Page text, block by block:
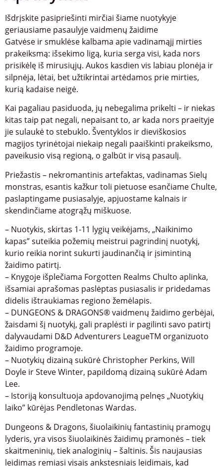
Išdrįskite pasipriešinti mirčiai šiame nuotykyje
geriausiame pasaulyje vaidmenų žaidime
Gatvėse ir smuklėse kalbama apie vadinamąjį mirties
prakeiksmą: išsekimo ligą, kuria serga visi, kada nors
prisikėlę iš mirusiųjų. Aukos kasdien vis labiau plonėja ir
silpnėja, lėtai, bet užtikrintai artėdamos prie mirties,
kurią kadaise neigė.
Kai pagaliau pasiduoda, jų nebegalima prikelti – ir niekas
kitas taip pat negali, nepaisant to, ar kada nors praeityje
jie sulaukė to stebuklo. Šventyklos ir dieviškosios
magijos tyrinėtojai niekaip negali paaiškinti prakeiksmo,
paveikusio visą regioną, o galbūt ir visą pasaulį.
Priežastis – nekromantinis artefaktas, vadinamas Sielų
monstras, esantis kažkur toli pietuose esančiame Chulte,
paslaptingame pusiasalyje, apjuostame kalnais ir
skendinčiame atogrąžų miškuose.
– Nuotykis, skirtas 1-11 lygių veikėjams, „Naikinimo
kapas” suteikia požemių meistrui pagrindinį nuotykį,
kurio reikia norint sukurti jaudinančią ir įsimintiną
žaidimo patirtį.
– Knygoje išplečiama Forgotten Realms Chulto aplinka,
išsamiai aprašomas paslėptas pusiasalis ir pridedamas
didelis ištraukiamas regiono žemėlapis.
– DUNGEONS & DRAGONS® vaidmenų žaidimo gerbėjai,
žaisdami šį nuotykį, gali praplėsti ir pagilinti savo patirtį
dalyvaudami D&D Adventurers LeagueTM organizuoto
žaidimo programoje.
– Nuotykių dizainą sukūrė Christopher Perkins, Will
Doyle ir Steve Winter, papildomą dizainą sukūrė Adam
Lee.
– Istoriją konsultuoja apdovanojimą pelnęs „Nuotykių
laiko” kūrėjas Pendletonas Wardas.
Dungeons & Dragons, šiuolaikinių fantastinių pramogų
lyderis, yra visos šiuolaikinės žaidimų pramonės – tiek
skaitmeninių, tiek analoginių – šaltinis. Šis naujausias
leidimas remiasi visais ankstesniais leidimais, kad